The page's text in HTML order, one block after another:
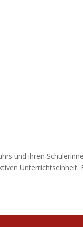
und ihren
Unterrichtseinheit.